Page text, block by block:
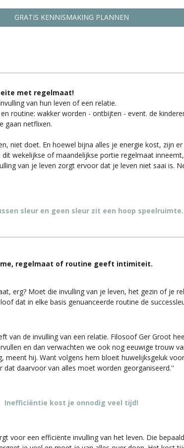
GRATIS KENNISMAKING PLANNEN
met regelmaat!
van hun leven of een relatie.
routine: wakker worden - ontbijten - event. de
gaan netflixen.
niet doet. En hoewel bijna alles je energie kost, zijn
wekelijkse of maandelijkse portie regelmaat
van je leven zorgt ervoor dat je leven niet saai is.
sleur en geen sleur zit een hoop speelruimte.
regelmaat of routine geeft intimiteit.
erg? Moet die invulling van je leven, het gezin of je
dat in elke basis genuanceerde routine de
van de invulling van een relatie. Filosoof Ger Groot
en dan verwachten we ook nog eeuwige trouw
hij. Want volgens hem bloeit huwelijksgeluk
dat daarvoor van alles moet worden georganiseerd.''
Inefficiëntie kost je onnodig veel tijd!
voor een efficiënte invulling van het leven. Die